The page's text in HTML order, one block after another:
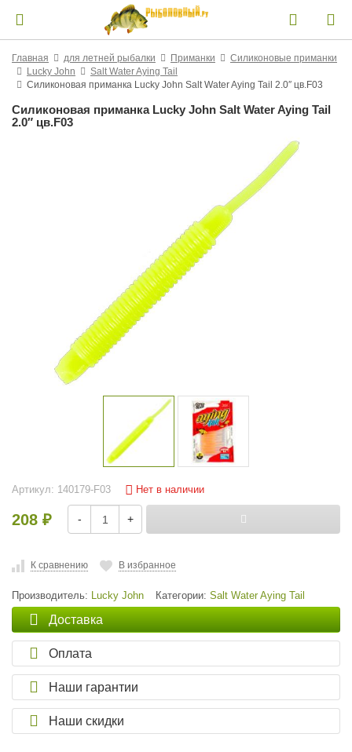
Главная для летней рыбалки Приманки
Силиконовые приманки
Lucky John
Salt Water Aying Tail
Силиконовая приманка Lucky John Salt Water Aying Tail 2.0″ цв.F03
Силиконовая приманка Lucky John Salt Water Aying Tail
2.0″ цв.F03
Артикул: 140179-F03 Нет в наличии
208 ₽ - +
К сравнению В избранное
Производитель: Lucky John Категории: Salt Water Aying Tail
Доставка
Оплата
Наши гарантии
Наши скидки